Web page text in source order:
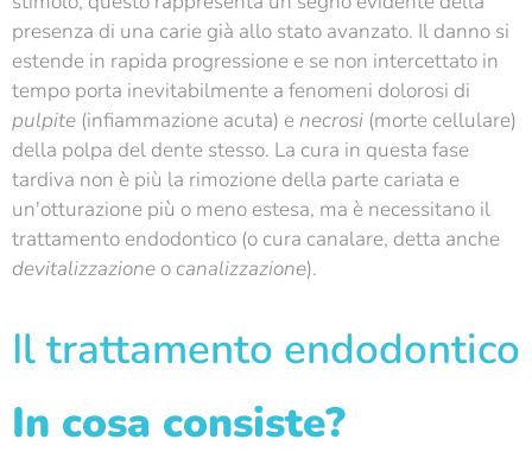
presenza di una carie già allo stato avanzato. Il danno si
estende in rapida progressione e se non intercettato in
tempo porta inevitabilmente a fenomeni dolorosi di
pulpite (infiammazione acuta) e necrosi (morte cellulare)
della polpa del dente stesso. La cura in questa fase
tardiva non è più la rimozione della parte cariata e
un'otturazione più o meno estesa, ma è necessitano il
trattamento endodontico (o cura canalare, detta anche
devitalizzazione o canalizzazione).
Il trattamento endodontico
In cosa consiste?